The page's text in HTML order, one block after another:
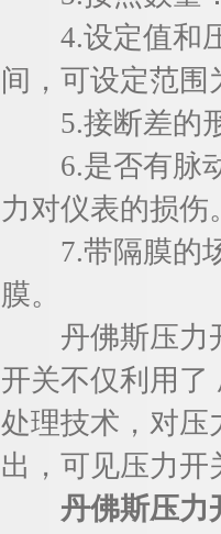
4.设定值和压
间，可设定范
5.接断差的形
6.是否有脉动
力对仪表的损伤
7.带隔膜的场
膜。
丹佛斯压力开
开关不仅利用了
处理技术，对压
出，可见压力开
丹佛斯压力